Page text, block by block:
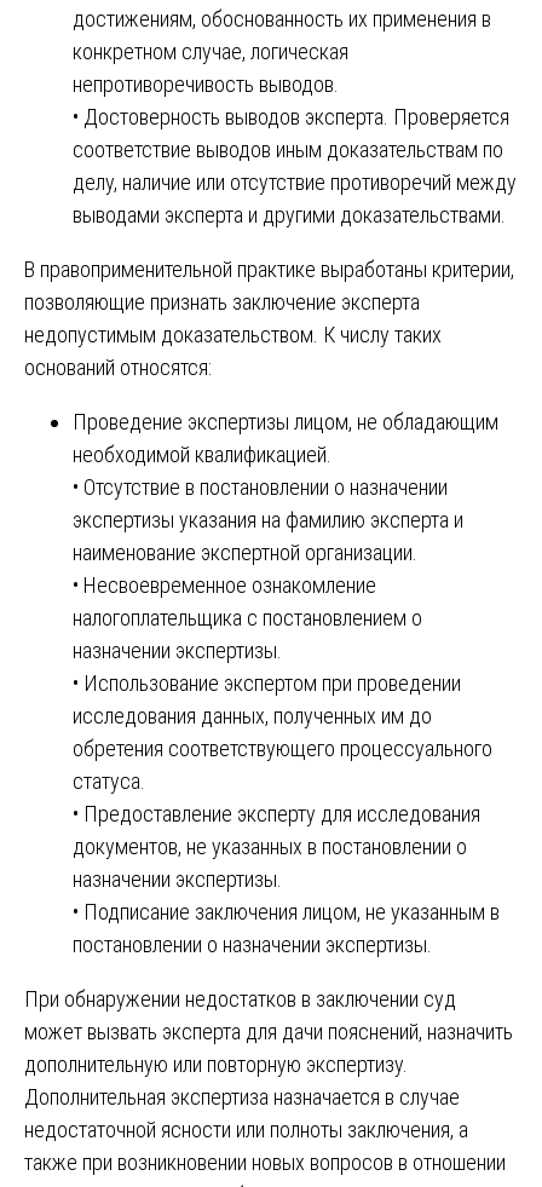
достижениям, обоснованность их применения в
конкретном случае, логическая
непротиворечивость выводов.
• Достоверность выводов эксперта. Проверяется
соответствие выводов иным доказательствам по
делу, наличие или отсутствие противоречий между
выводами эксперта и другими доказательствами.
В правоприменительной практике выработаны критерии,
позволяющие признать заключение эксперта
недопустимым доказательством. К числу таких
оснований относятся:
Проведение экспертизы лицом, не обладающим
необходимой квалификацией.
• Отсутствие в постановлении о назначении
экспертизы указания на фамилию эксперта и
наименование экспертной организации.
• Несвоевременное ознакомление
налогоплательщика с постановлением о
назначении экспертизы.
• Использование экспертом при проведении
исследования данных, полученных им до
обретения соответствующего процессуального
статуса.
• Предоставление эксперту для исследования
документов, не указанных в постановлении о
назначении экспертизы.
• Подписание заключения лицом, не указанным в
постановлении о назначении экспертизы.
При обнаружении недостатков в заключении суд
может вызвать эксперта для дачи пояснений, назначить
дополнительную или повторную экспертизу.
Дополнительная экспертиза назначается в случае
недостаточной ясности или полноты заключения, а
также при возникновении новых вопросов в отношении